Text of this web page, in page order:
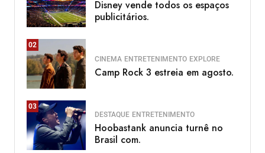
Disney vende todos os espaços
publicitários.
02
CINEMA ENTRETENIMENTO EXPLORE
Camp Rock 3 estreia em agosto.
03
DESTAQUE ENTRETENIMENTO
Hoobastank anuncia turnê no
Brasil com.